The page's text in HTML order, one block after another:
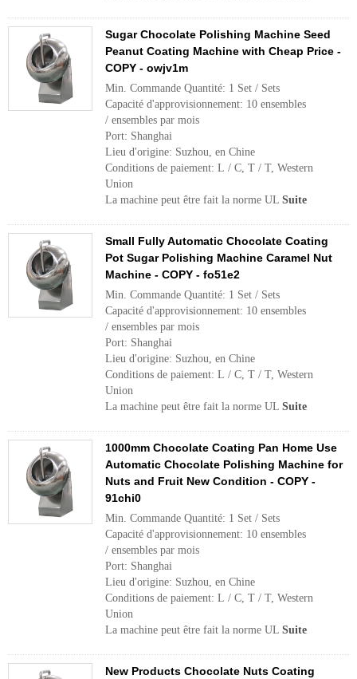
Sugar Chocolate Polishing Machine Seed
Peanut Coating Machine with Cheap Price -
COPY - owjv1m
Min. Commande Quantité: 1 Set / Sets
Capacité d'approvisionnement: 10 ensembles
/ ensembles par mois
Port: Shanghai
Lieu d'origine: Suzhou, en Chine
Conditions de paiement: L / C, T / T, Western
Union
La machine peut être fait la norme UL Suite
Small Fully Automatic Chocolate Coating
Pot Sugar Polishing Machine Caramel Nut
Machine - COPY - fo51e2
Min. Commande Quantité: 1 Set / Sets
Capacité d'approvisionnement: 10 ensembles
/ ensembles par mois
Port: Shanghai
Lieu d'origine: Suzhou, en Chine
Conditions de paiement: L / C, T / T, Western
Union
La machine peut être fait la norme UL Suite
1000mm Chocolate Coating Pan Home Use
Automatic Chocolate Polishing Machine for
Nuts and Fruit New Condition - COPY -
91chi0
Min. Commande Quantité: 1 Set / Sets
Capacité d'approvisionnement: 10 ensembles
/ ensembles par mois
Port: Shanghai
Lieu d'origine: Suzhou, en Chine
Conditions de paiement: L / C, T / T, Western
Union
La machine peut être fait la norme UL Suite
New Products Chocolate Nuts Coating